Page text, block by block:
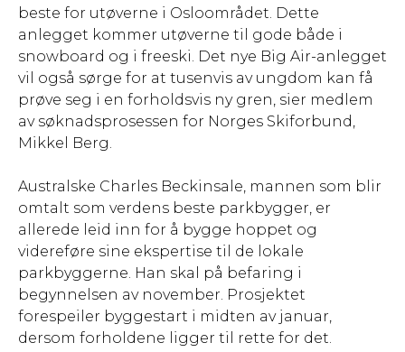
beste for utøverne i Osloområdet. Dette
anlegget kommer utøverne til gode både i
snowboard og i freeski. Det nye Big Air-anlegget
vil også sørge for at tusenvis av ungdom kan få
prøve seg i en forholdsvis ny gren, sier medlem
av søknadsprosessen for Norges Skiforbund,
Mikkel Berg.
Australske Charles Beckinsale, mannen som blir
omtalt som verdens beste parkbygger, er
allerede leid inn for å bygge hoppet og
videreføre sine ekspertise til de lokale
parkbyggerne. Han skal på befaring i
begynnelsen av november. Prosjektet
forespeiler byggestart i midten av januar,
dersom forholdene ligger til rette for det.